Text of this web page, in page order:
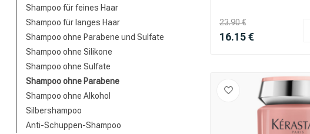
Shampoo für feines Haar
Shampoo für langes Haar
Shampoo ohne Parabene und Sulfate
Shampoo ohne Silikone
Shampoo ohne Sulfate
Shampoo ohne Parabene
Shampoo ohne Alkohol
Silbershampoo
Anti-Schuppen-Shampoo
23.90 €
16.15 €